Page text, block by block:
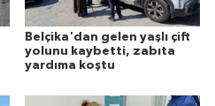
Belçika'dan gelen yaşlı çift
yolunu kaybetti, zabıta
yardıma koştu